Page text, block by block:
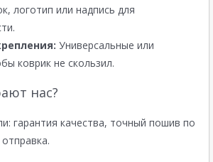
логотип или надпись для
Универсальные или
коврик не скользил.
нас?
гарантия качества, точный пошив по